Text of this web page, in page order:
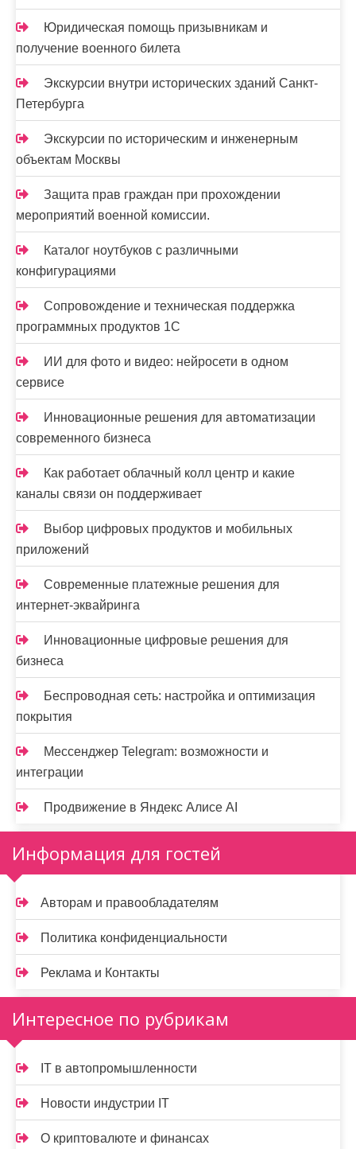
Юридическая помощь призывникам и
получение военного билета
Экскурсии внутри исторических зданий Санкт-
Петербурга
Экскурсии по историческим и инженерным
объектам Москвы
Защита прав граждан при прохождении
мероприятий военной комиссии.
Каталог ноутбуков с различными
конфигурациями
Сопровождение и техническая поддержка
программных продуктов 1С
ИИ для фото и видео: нейросети в одном
сервисе
Инновационные решения для автоматизации
современного бизнеса
Как работает облачный колл центр и какие
каналы связи он поддерживает
Выбор цифровых продуктов и мобильных
приложений
Современные платежные решения для
интернет-эквайринга
Инновационные цифровые решения для
бизнеса
Беспроводная сеть: настройка и оптимизация
покрытия
Мессенджер Telegram: возможности и
интеграции
Продвижение в Яндекс Алисе AI
Информация для гостей
Авторам и правообладателям
Политика конфиденциальности
Реклама и Контакты
Интересное по рубрикам
IT в автопромышленности
Новости индустрии IT
О криптовалюте и финансах